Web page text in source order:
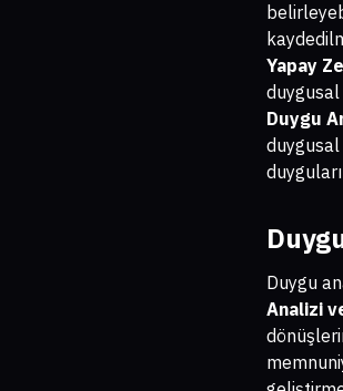
Yapay
Duygu
duygusal
Duygu
Analizi